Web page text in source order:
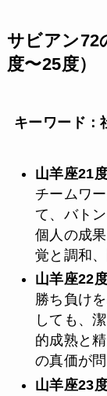
サビアン72
度〜25度）
キーワード：
山羊座21
チームワ
て、バト
個人の成
覚と調和
山羊座22
勝ち負け
しても、
的成熟と
の真価が
山羊座23